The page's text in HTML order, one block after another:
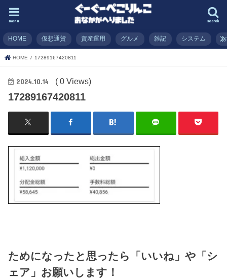
search
menu
HOME 仮想通貨 資産運用 グルメ 雑記 システム
HOME 17289167420811
2024.10.14 ( 0 Views)
17289167420811
ためになったと思ったら「いいね」や「シ
ェア」お願いします！